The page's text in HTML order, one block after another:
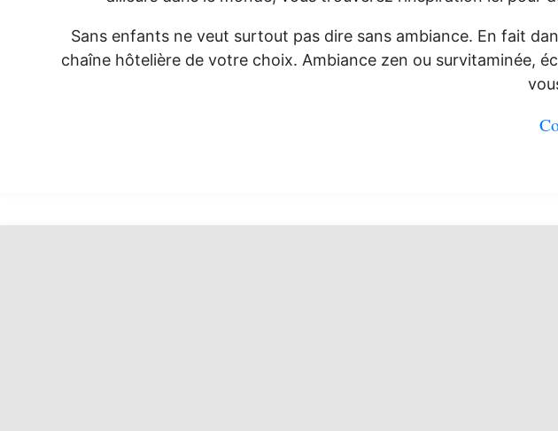
Sans enfants ne veut surtout pas dire sans ambiance. En fait
chaîne hôtelière de votre choix. Ambiance zen ou survitaminée,